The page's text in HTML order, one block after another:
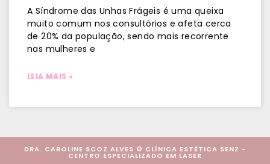
A Síndrome das Unhas Frágeis é uma queixa
muito comum nos consultórios e afeta cerca
de 20% da população, sendo mais recorrente
nas mulheres e
LEIA MAIS »
DRA. CAROLINE SCOZ ALVES © CLÍNICA ESTÉTICA SENZ -
CENTRO ESPECIALIZADO EM LASER